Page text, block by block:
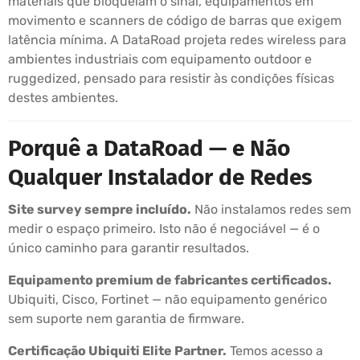
movimento e scanners de código de barras que exigem
latência mínima. A DataRoad projeta redes wireless para
ambientes industriais com equipamento outdoor e
ruggedized, pensado para resistir às condições físicas
destes ambientes.
Porquê a DataRoad — e Não
Qualquer Instalador de Redes
Site survey sempre incluído. Não instalamos redes sem
medir o espaço primeiro. Isto não é negociável — é o
único caminho para garantir resultados.
Equipamento premium de fabricantes certificados.
Ubiquiti, Cisco, Fortinet — não equipamento genérico
sem suporte nem garantia de firmware.
Certificação Ubiquiti Elite Partner. Temos acesso a